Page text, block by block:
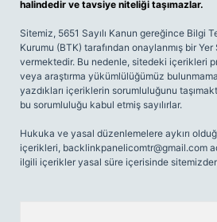
halindedir ve tavsiye niteliği taşımazlar.
Sitemiz, 5651 Sayılı Kanun gereğince Bilgi
Kurumu (BTK) tarafından onaylanmış bir
vermektedir. Bu nedenle, sitedeki içerikleri
veya araştırma yükümlülüğümüz
yazdıkları içeriklerin sorumluluğunu
bu sorumluluğu kabul etmiş sayılırlar.
Hukuka ve yasal düzenlemelere aykırı
içerikleri, backlinkpanelicomtr@gmail.com
ilgili içerikler yasal süre içerisinde sitemizden